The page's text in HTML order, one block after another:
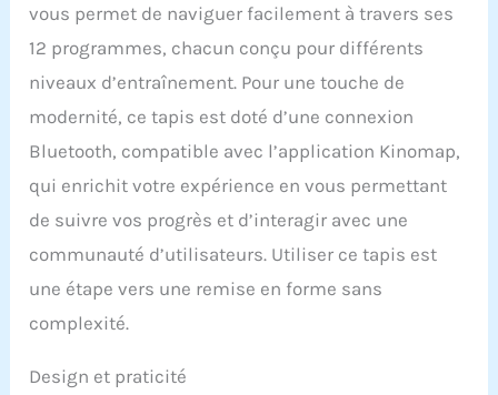
réduit l'impact sur vos
articulations, assurant
une utilisation sécurisée.
Et nous vous
recommandons de
mettre un tapis en
dessous lorsque vous
utilisez le tapis roulant
pour vous assurer qu'il
n'interfère pas avec vos
voisins du dessous et le
mouvement du tapis
vous permet de naviguer facilement à travers ses
12 programmes, chacun conçu pour différents
niveaux d’entraînement. Pour une touche de
modernité, ce tapis est doté d’une connexion
Bluetooth, compatible avec l’application Kinomap,
qui enrichit votre expérience en vous permettant
de suivre vos progrès et d’interagir avec une
communauté d’utilisateurs. Utiliser ce tapis est
une étape vers une remise en forme sans
complexité.
Design et praticité